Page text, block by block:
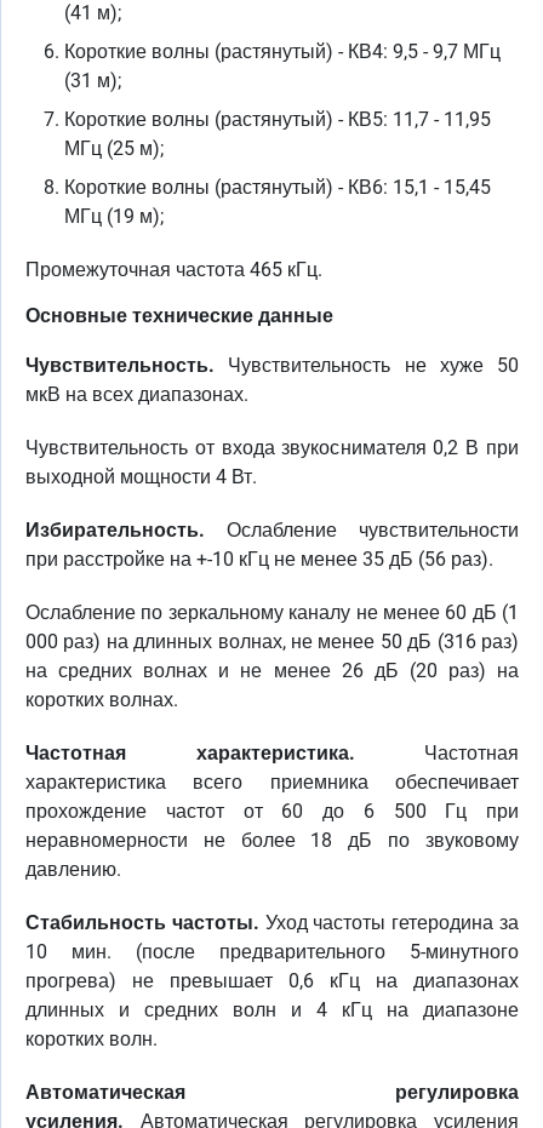
(41 м);
Короткие волны (растянутый) - КВ4: 9,5 - 9,7 МГц
(31 м);
Короткие волны (растянутый) - КВ5: 11,7 - 11,95
МГц (25 м);
Короткие волны (растянутый) - КВ6: 15,1 - 15,45
МГц (19 м);
Промежуточная частота 465 кГц.
Основные технические данные
Чувствительность. Чувствительность не хуже 50
мкВ на всех диапазонах.
Чувствительность от входа звукоснимателя 0,2 В при
выходной мощности 4 Вт.
Избирательность. Ослабление чувствительности
при расстройке на +-10 кГц не менее 35 дБ (56 раз).
Ослабление по зеркальному каналу не менее 60 дБ (1
000 раз) на длинных волнах, не менее 50 дБ (316 раз)
на средних волнах и не менее 26 дБ (20 раз) на
коротких волнах.
Частотная характеристика. Частотная
характеристика всего приемника обеспечивает
прохождение частот от 60 до 6 500 Гц при
неравномерности не более 18 дБ по звуковому
давлению.
Стабильность частоты. Уход частоты гетеродина за
10 мин. (после предварительного 5-минутного
прогрева) не превышает 0,6 кГц на диапазонах
длинных и средних волн и 4 кГц на диапазоне
коротких волн.
Автоматическая регулировка
усиления. Автоматическая регулировка усиления